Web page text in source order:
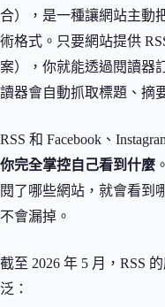
合），是一種讓網站主動
術格式。只要網站提供
案），你就能透過閱讀器
讀器會自動抓取標題、摘
RSS 和 Facebook、
你完全掌控自己看到什麼
閱了哪些網站，就會看到
不會漏掉。
截至 2026 年 5 月，RSS
泛：